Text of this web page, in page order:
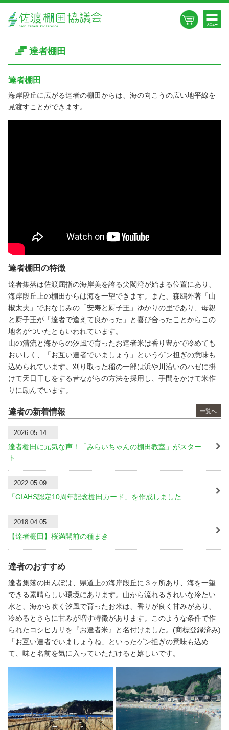
達者棚田
達者棚田
海岸段丘に広がる達者の棚田からは、海の向こうの広い地平線を
見渡すことができます。
達者棚田の特徴
達者集落は佐渡屈指の海岸美を誇る尖閣湾が始まる位置にあり、
海岸段丘上の棚田からは海を一望できます。また、森鴎外著「山
椒太夫」でおなじみの「安寿と厨子王」ゆかりの里であり、母親
と厨子王が「達者で逢えて良かった」と喜び合ったことからこの
地名がついたともいわれています。
山の清流と海からの汐風で育ったお達者米は香り豊かで冷めても
おいしく、「お互い達者でいましょう」というゲン担ぎの意味も
込められています。刈り取った稲の一部は浜や川沿いのハゼに掛
けて天日干しをする昔ながらの方法を採用し、手間をかけて米作
りに励んでいます。
達者の新着情報 一覧へ
2026.05.14
達者棚田に元気な声！「みらいちゃんの棚田教室」がスター
ト
2022.05.09
「GIAHS認定10周年記念棚田カード」を作成しました
2018.04.05
【達者棚田】桜満開前の種まき
達者のおすすめ
達者集落の田んぼは、県道上の海岸段丘に３ヶ所あり、海を一望
できる素晴らしい環境にあります。山から流れるきれいな冷たい
水と、海から吹く汐風で育ったお米は、香りが良く甘みがあり、
冷めるとさらに甘みが増す特徴があります。このような条件で作
られたコシヒカリを『お達者米』と名付けました。(商標登録済み)
「お互い達者でいましょうね」といったゲン担ぎの意味も込め
て、味と名前を気に入っていただけると嬉しいです。